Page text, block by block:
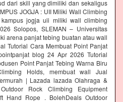
dari skill yang dimiliki dan sekaligus
JOGJA : UII Miliki Wall Climbing
jogja uii miliki wall climbing
Solopos, SLEMAN – Universitas
arena panjat tebing buatan atau wall
Tutorial Cara Membuat Point Panjat
blog 24 Apr 2026 Tutorial
Point Panjat Tebing Warna Biru
Holds, membuat wall Jual
| Lazada lazada Olahraga &
Rock Climbing Equipment
Hand Rope . BolehDeals Outdoor